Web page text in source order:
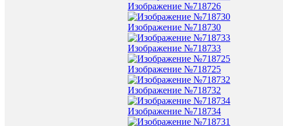
Изображение №718726
Изображение №718730
Изображение №718733
Изображение №718725
Изображение №718732
Изображение №718734